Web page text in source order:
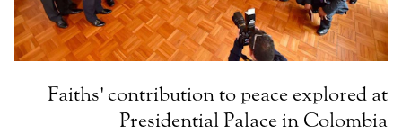
Faiths' contribution to peace explored at
Presidential Palace in Colombia